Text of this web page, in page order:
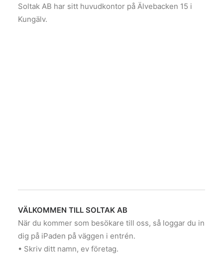
KUND HOS OSS
Soltak AB har sitt huvudkontor på Älvebacken 15 i
Kungälv.
VÄLKOMMEN TILL SOLTAK AB
När du kommer som besökare till oss, så loggar du in
dig på iPaden på väggen i entrén.
• Skriv ditt namn, ev företag.